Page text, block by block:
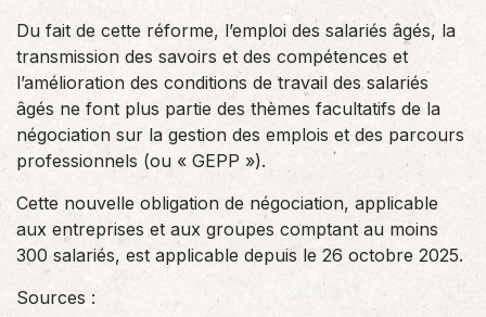
Du fait de cette réforme, l’emploi des salariés âgés, la
transmission des savoirs et des compétences et
l’amélioration des conditions de travail des salariés
âgés ne font plus partie des thèmes facultatifs de la
négociation sur la gestion des emplois et des parcours
professionnels (ou « GEPP »).
Cette nouvelle obligation de négociation, applicable
aux entreprises et aux groupes comptant au moins
300 salariés, est applicable depuis le 26 octobre 2025.
Sources :